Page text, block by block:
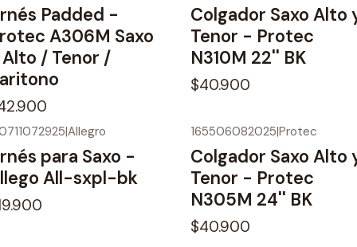
Padded -
A306M Saxo
/ Tenor /
Colgador Saxo Alto
Tenor - Protec
N310M 22'' BK
$40.900
|Allegro
para Saxo -
All-sxpl-bk
165506082025|Protec
Colgador Saxo Alto
Tenor - Protec
N305M 24'' BK
$40.900